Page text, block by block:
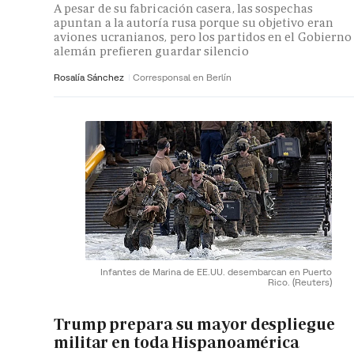
A pesar de su fabricación casera, las sospechas
apuntan a la autoría rusa porque su objetivo eran
aviones ucranianos, pero los partidos en el Gobierno
alemán prefieren guardar silencio
Rosalía Sánchez Corresponsal en Berlín
Infantes de Marina de EE.UU. desembarcan en Puerto
Rico. (Reuters)
Trump prepara su mayor despliegue
militar en toda Hispanoamérica